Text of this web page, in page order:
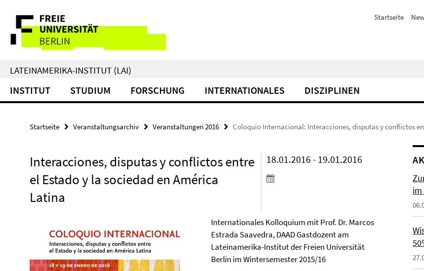
direkt
Inhalt
Service-
Navigation
Startseite
LATEINAMERIKA-INSTITUT (LAI)
INSTITUT STUDIUM FORSCHUNG INTERNATIONALES DISZIPLINEN
Startseite Veranstaltungsarchiv Veranstaltungen 2016 Coloquio Internacional: Interacciones, disputas y conflictos
Interacciones, disputas y conflictos entre
el Estado y la sociedad en América
Latina
18.01.2016 - 19.01.2016
Internationales Kolloquium mit Prof. Dr. Marcos
Estrada Saavedra, DAAD Gastdozent am
Lateinamerika-Institut der Freien Universität
Berlin im Wintersemester 2015/16
im